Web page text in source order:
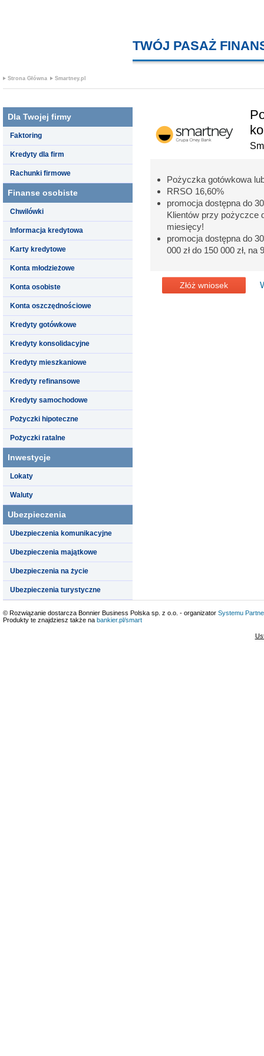
TWÓJ PASAŻ
Strona Główna Smartney.pl
Dla Twojej firmy
Faktoring
Kredyty dla firm
Rachunki firmowe
Finanse osobiste
Chwilówki
Informacja kredytowa
Karty kredytowe
Konta młodzieżowe
Konta osobiste
Konta oszczędnościowe
Kredyty gotówkowe
Kredyty konsolidacyjne
Kredyty mieszkaniowe
Kredyty refinansowe
Kredyty samochodowe
Pożyczki hipoteczne
Pożyczki ratalne
Inwestycje
Lokaty
Waluty
Ubezpieczenia
Ubezpieczenia komunikacyjne
Ubezpieczenia majątkowe
Ubezpieczenia na życie
Ubezpieczenia turystyczne
Pożyczka gotówkowa
RRSO 16,60%
promocja dostępna do
Klientów przy pożyczce
miesięcy!
promocja dostępna do
000 zł do 150 000 zł, na
Złóż wniosek
© Rozwiązanie dostarcza Bonnier Business Polska sp. z o.o. - organizator Systemu
Produkty te znajdziesz także na bankier.pl/smart